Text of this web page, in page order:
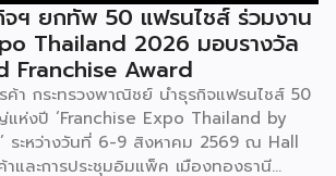
ฯ ยกทัพ 50 แฟรนไชส์ ร่วมงาน
Thailand 2026 มอบรางวัล
Franchise Award
า กระทรวงพาณิชย์ นำธุรกิจแฟรนไชส์ 50
แห่งปี ‘Franchise Expo Thailand by
ระหว่างวันที่ 6-9 สิงหาคม 2569 ณ Hall
ละการประชุมอิมแพ็ค เมืองทองธานี